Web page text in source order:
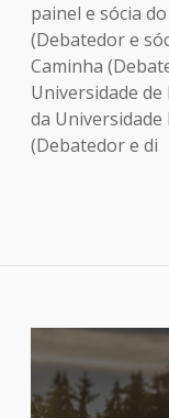
painel e sócia
(Debatedor e
Caminha
Universidade
da Universidade
(Debatedor e di